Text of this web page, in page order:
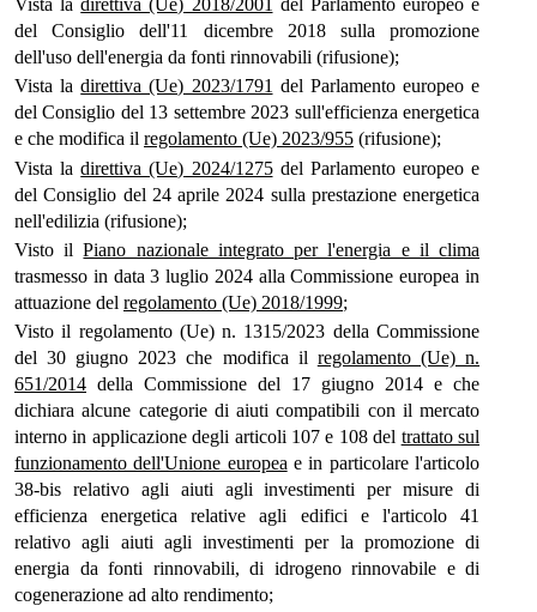
del Consiglio dell'11 dicembre 2018 sulla promozione
dell'uso dell'energia da fonti rinnovabili (rifusione);
Vista ladirettiva (Ue) 2023/1791 del Parlamento europeo e
del Consiglio del 13 settembre 2023 sull'efficienza energetica
e che modifica il regolamento (Ue) 2023/955 (rifusione);
Vista ladirettiva (Ue) 2024/1275del Parlamento europeo e
del Consiglio del 24 aprile 2024 sulla prestazione energetica
nell'edilizia (rifusione);
Visto ilPiano nazionale integrato per l'energia e il clima
trasmesso in data 3 luglio 2024 alla Commissione europea in
attuazione del regolamento (Ue) 2018/1999;
Visto il regolamento (Ue) n. 1315/2023 della Commissione
del 30 giugno 2023 che modifica il regolamento (Ue) n.
651/2014 della Commissione del 17 giugno 2014 e che
dichiara alcune categorie di aiuti compatibili con il mercato
interno in applicazione degli articoli 107 e 108 del trattato sul
funzionamento dell'Unione europea e in particolare l'articolo
38-bis relativo agli aiuti agli investimenti per misure di
efficienza energetica relative agli edifici e l'articolo 41
relativo agli aiuti agli investimenti per la promozione di
energia da fonti rinnovabili, di idrogeno rinnovabile e di
cogenerazione ad alto rendimento;